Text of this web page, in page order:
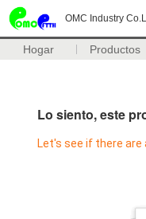
OMC Industry
Hogar Productos
Lo siento, este
Let's see if there